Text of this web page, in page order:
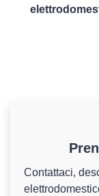
Contattaci,